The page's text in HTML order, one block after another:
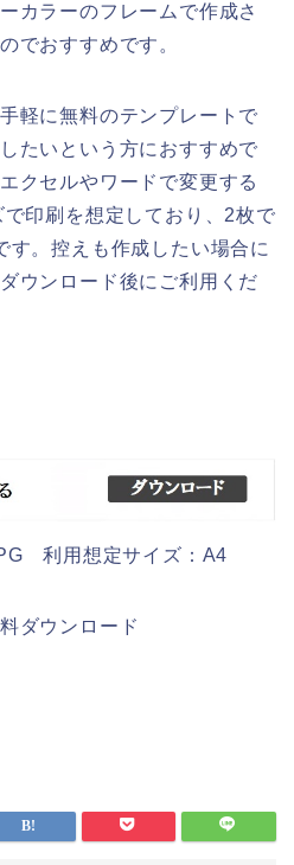
カラーのフレームで作成さ
でおすすめです。
軽に無料のテンプレートで
たいという方におすすめで
クセルやワードで変更する
印刷を想定しており、2枚で
す。控えも作成したい場合に
ウンロード後にご利用くだ
利用想定サイズ：A4
ダウンロード